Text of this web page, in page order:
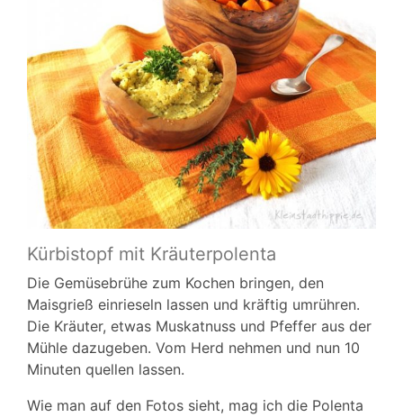
Kürbistopf mit Kräuterpolenta
Die Gemüsebrühe zum Kochen bringen, den
Maisgrieß einrieseln lassen und kräftig umrühren.
Die Kräuter, etwas Muskatnuss und Pfeffer aus der
Mühle dazugeben. Vom Herd nehmen und nun 10
Minuten quellen lassen.
Wie man auf den Fotos sieht, mag ich die Polenta